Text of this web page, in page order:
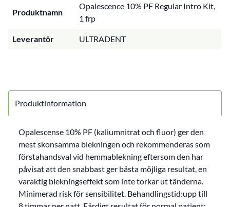
Produktnamn
Opalescence 10% PF Regular Intro Kit,
1 frp
Leverantör ULTRADENT
Produktinformation
Opalescense 10% PF (kaliumnitrat och fluor) ger den
mest skonsamma blekningen och rekommenderas som
förstahandsval vid hemmablekning eftersom den har
påvisat att den snabbast ger bästa möjliga resultat, en
varaktig blekningseffekt som inte torkar ut tänderna.
Minimerad risk för sensibilitet. Behandlingstid:upp till